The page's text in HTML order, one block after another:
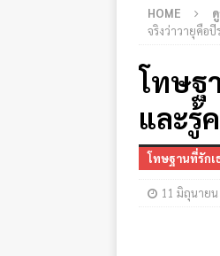
HOME
จริงว่าวายุคือปี
โทษฐ
และรู้
โทษฐานที่รักเ
11 มิถุนายน